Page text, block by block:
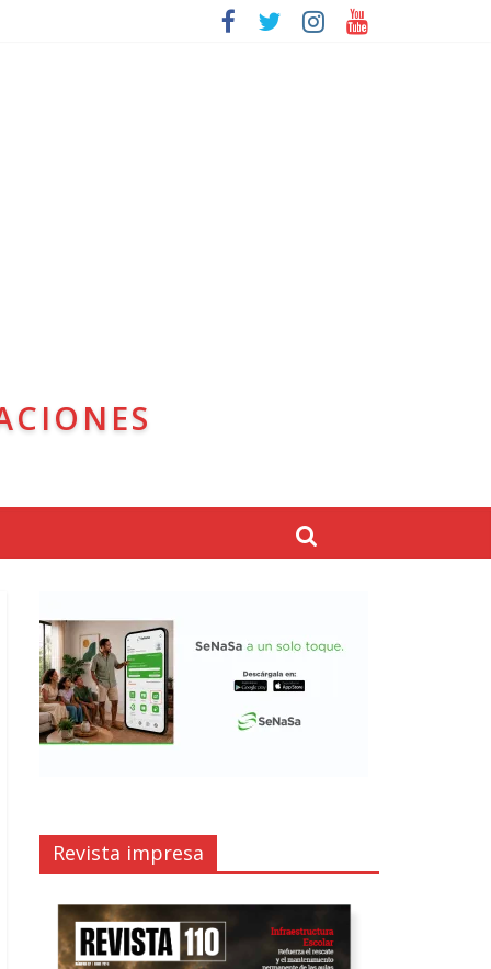
Revista impresa